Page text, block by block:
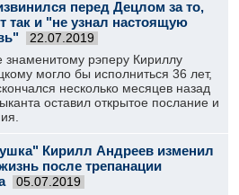
перед Децлом за то,
так и "не узнал настоящую
22.07.2019
знаменитому рэперу Кириллу
могло бы исполниться 36 лет,
несколько месяцев назад
оставил открытое послание и
Кирилл Андреев изменил
после трепанации
05.07.2019